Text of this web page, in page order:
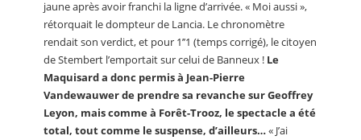
jaune après avoir franchi la ligne d’arrivée. « Moi aussi »,
rétorquait le dompteur de Lancia. Le chronomètre
rendait son verdict, et pour 1’’1 (temps corrigé), le citoyen
de Stembert l’emportait sur celui de Banneux ! Le
Maquisard a donc permis à Jean-Pierre
Vandewauwer de prendre sa revanche sur Geoffrey
Leyon, mais comme à Forêt-Trooz, le spectacle a été
total, tout comme le suspense, d’ailleurs…« J’ai